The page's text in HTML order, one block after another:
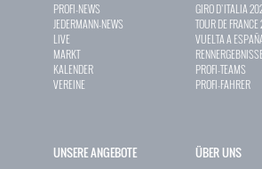
PROFI-NEWS
JEDERMANN-NEWS
LIVE
MARKT
KALENDER
VEREINE
GIRO D`ITALIA
TOUR DE
VUELTA A
PROFI-TEAMS
PROFI-FAHRER
UNSERE ANGEBOTE ÜBER UNS